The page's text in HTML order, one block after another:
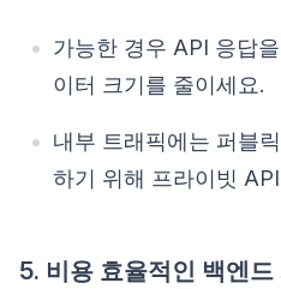
가능한 경우 API 응답
이터 크기를 줄이세요.
내부 트래픽에는 퍼블
하기 위해 프라이빗
5. 비용 효율적인 백엔